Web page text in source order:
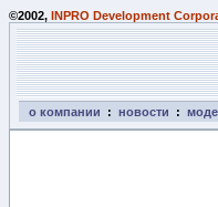
©2002, INPRO Development
о компании : новости :